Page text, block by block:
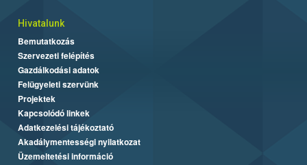
Hivatalunk
Bemutatkozás
Szervezeti felépítés
Gazdálkodási adatok
Felügyeleti szervünk
Projektek
Kapcsolódó linkek
Adatkezelési tájékoztató
Akadálymentességi nyilatkozat
Üzemeltetési információ